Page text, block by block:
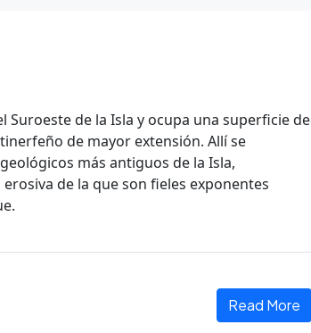
Suroeste de la Isla y ocupa una superficie de
de mayor extensión. Allí se
más antiguos de la Isla,
de la que son fieles exponentes
Read More